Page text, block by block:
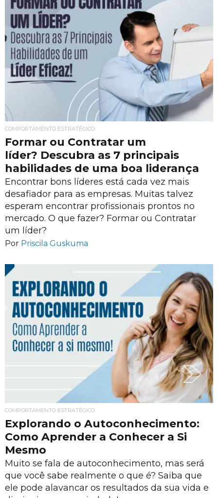
COMPORTAMENTO ESTRATÉGICO
Formar ou Contratar um
líder? Descubra as 7 principais
habilidades de uma boa liderança
Encontrar bons líderes está cada vez mais
desafiador para as empresas. Muitas talvez
esperam encontrar profissionais prontos no
mercado. O que fazer? Formar ou Contratar
um líder?
Por Priscila Guskuma
COMPORTAMENTO ESTRATÉGICO
Explorando o Autoconhecimento:
Como Aprender a Conhecer a Si
Mesmo
Muito se fala de autoconhecimento, mas será
que você sabe realmente o que é? Saiba que
ele pode alavancar os resultados da sua vida e